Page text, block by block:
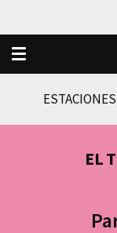
ESTACIONES
EL